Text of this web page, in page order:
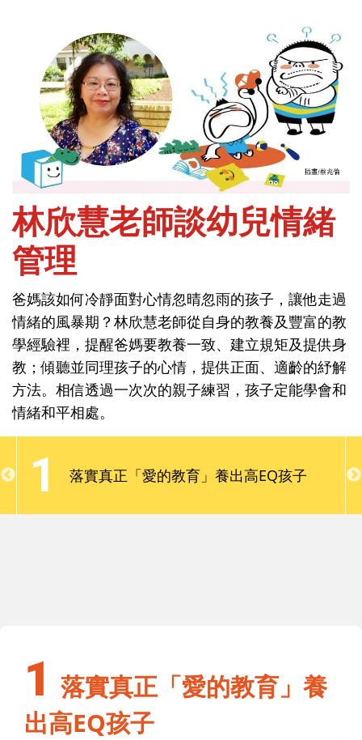
首頁 社會與情緒-情緒
林欣慧老師談幼兒情緒
管理
爸媽該如何冷靜面對心情忽晴忽雨的孩子，讓他走過
情緒的風暴期？林欣慧老師從自身的教養及豐富的教
學經驗裡，提醒爸媽要教養一致、建立規矩及提供身
教；傾聽並同理孩子的心情，提供正面、適齡的紓解
方法。相信透過一次次的親子練習，孩子定能學會和
情緒和平相處。
1 落實真正「愛的教育」養出高EQ孩子
林欣慧老師談幼兒情緒
管理
爸媽該如何冷靜面對心情忽晴忽雨的孩子，讓他走過
情緒的風暴期？林欣慧老師從自身的教養及豐富的教
學經驗裡，提醒爸媽要教養一致、建立規矩及提供身
情緒和平相處。
1 落實真正「愛的教育」養
出高EQ孩子